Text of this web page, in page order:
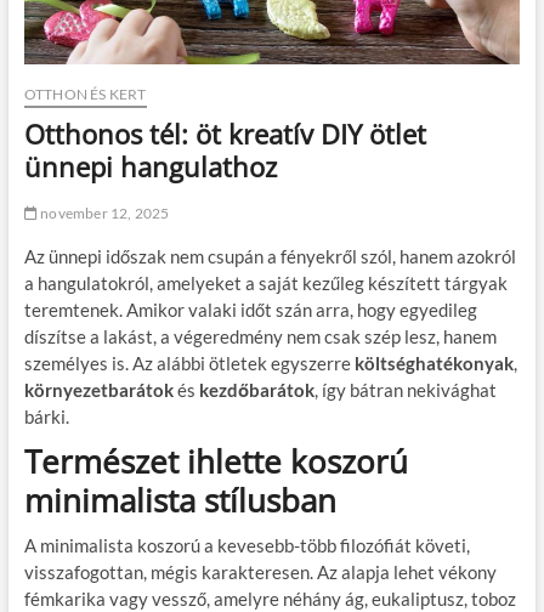
OTTHON ÉS KERT
Otthonos tél: öt kreatív DIY ötlet
ünnepi hangulathoz
november 12, 2025
Az ünnepi időszak nem csupán a fényekről szól, hanem azokról
a hangulatokról, amelyeket a saját kezűleg készített tárgyak
teremtenek. Amikor valaki időt szán arra, hogy egyedileg
díszítse a lakást, a végeredmény nem csak szép lesz, hanem
személyes is. Az alábbi ötletek egyszerre költséghatékonyak,
környezetbarátokés kezdőbarátok, így bátran nekivághat
bárki.
Természet ihlette koszorú
minimalista stílusban
A minimalista koszorú a kevesebb-több filozófiát követi,
visszafogottan, mégis karakteresen. Az alapja lehet vékony
fémkarika vagy vessző, amelyre néhány ág, eukaliptusz, toboz